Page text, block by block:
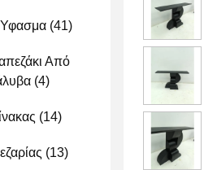
(41)
Από
(4)
(14)
(13)